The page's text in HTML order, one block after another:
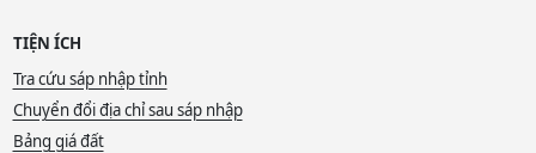
TIỆN ÍCH
Tra cứu sáp nhập tỉnh
Chuyển đổi địa chỉ sau sáp nhập
Bảng giá đất